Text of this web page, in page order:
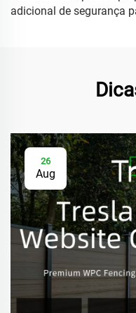
adicional de segurança
26
Aug